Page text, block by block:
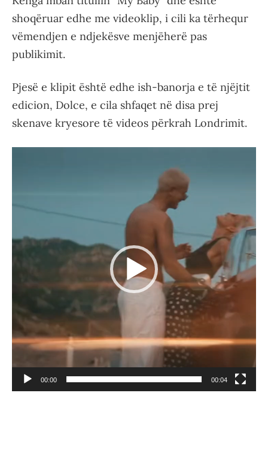
shoqëruar edhe me videoklip, i cili ka tërhequr
vëmendjen e ndjekësve menjëherë pas
publikimit.
Pjesë e klipit është edhe ish-banorja e të njëjtit
edicion, Dolce, e cila shfaqet në disa prej
skenave kryesore të videos përkrah Londrimit.
00:00 00:04